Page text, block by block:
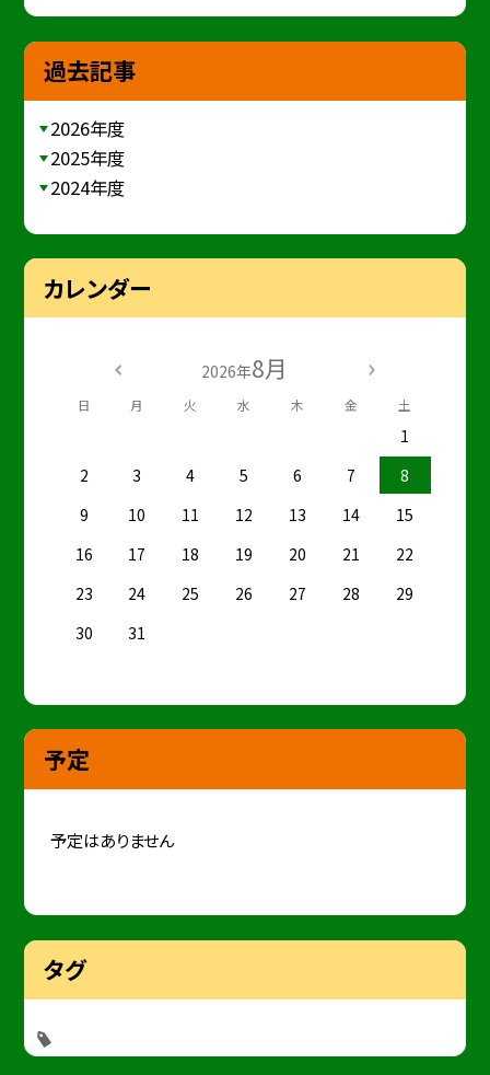
過去記事
2026年度
2025年度
2024年度
カレンダー
2026年8月
日 月 火 水 木 金 土
1
2
3 4 5 6 7
8
9
10 11 12 13 14
15
16
17 18 19 20 21
22
23
24 25 26 27 28
29
30
31
予定
予定はありません
タグ